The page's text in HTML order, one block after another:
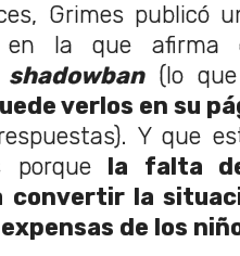
Grimes publicó
en la que afirma
shadowban (lo
verlos en su
Y que
porque la falta
convertir la
de los